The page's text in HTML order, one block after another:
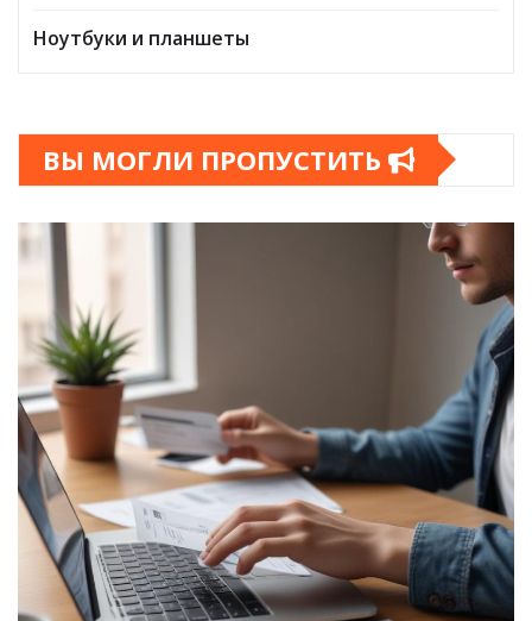
Ноутбуки и планшеты
ВЫ МОГЛИ ПРОПУСТИТЬ